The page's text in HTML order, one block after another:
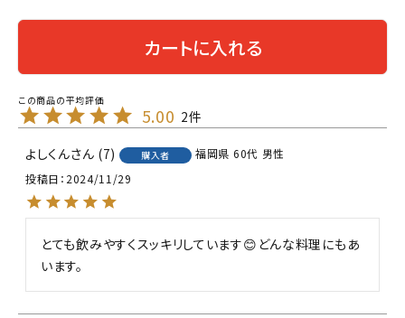
カートに入れる
5.00 2
よしくん 7 購入者 福岡県 60代 男性
投稿日 2024/11/29
とても飲みやすくスッキリしています😊どんな料理にもあ
います。